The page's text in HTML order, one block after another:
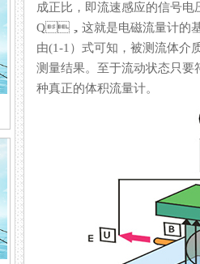
成正比，即流速感应的信
Q，这就是电磁流量计的基
由(1-1）式可知，被测流体介
测量结果。至于流动状态只
种真正的体积流量计。